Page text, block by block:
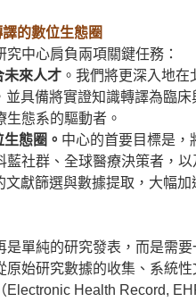
的數位生態圈
中心肩負兩項關鍵任務：
未來人才 。我們將更深入地
並具備將實證知識轉譯為臨
態系的驅動者。
態圈。 中心的首要目標是，
社群、全球醫療決策者，
文獻篩選與數據提取，大幅
是單純的研究發表，而是需
原始研究數據的收集、系統
Electronic Health Record,